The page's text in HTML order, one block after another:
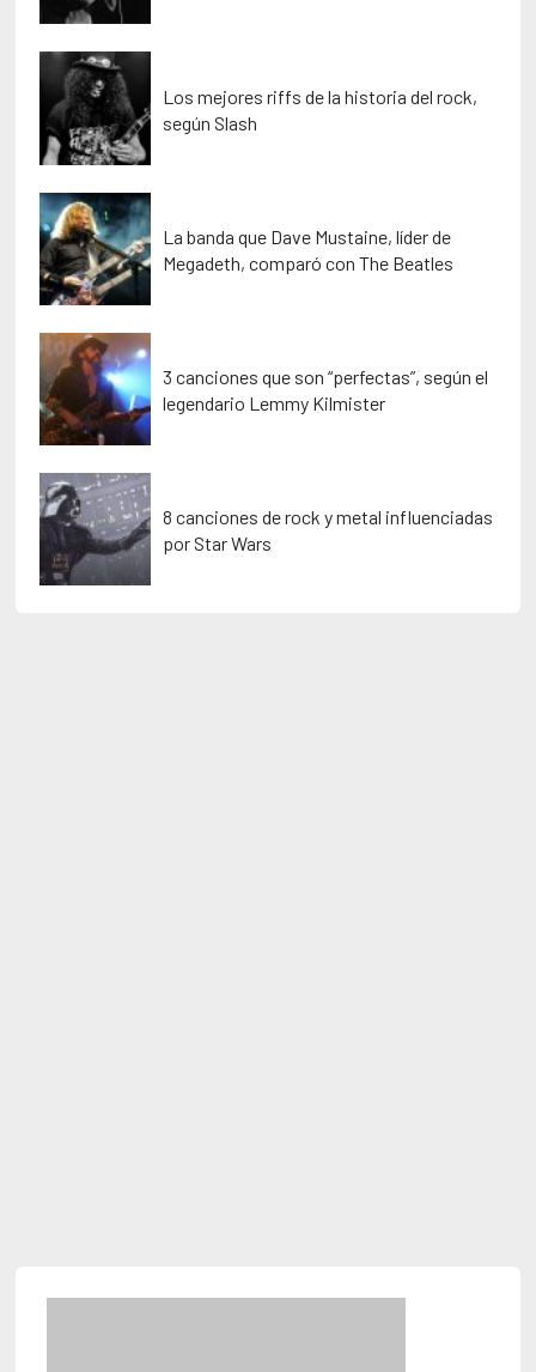
Los mejores riffs de la historia del rock,
según Slash
La banda que Dave Mustaine, líder de
Megadeth, comparó con The Beatles
3 canciones que son “perfectas”, según el
legendario Lemmy Kilmister
8 canciones de rock y metal influenciadas
por Star Wars